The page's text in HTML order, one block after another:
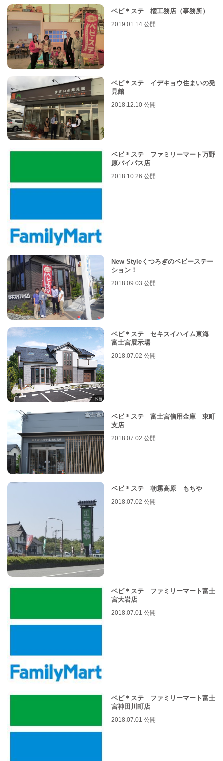
ベビ＊ステ 櫂工務店（事務所）
2019.01.14 公開
ベビ＊ステ イデキョウ住まいの発
見館
2018.12.10 公開
ベビ＊ステ ファミリーマート万野
原バイパス店
2018.10.26 公開
New Styleくつろぎのベビーステー
ション！
2018.09.03 公開
ベビ＊ステ セキスイハイム東海
富士宮展示場
2018.07.02 公開
ベビ＊ステ 富士宮信用金庫 東町
支店
2018.07.02 公開
ベビ＊ステ 朝霧高原 もちや
2018.07.02 公開
ベビ＊ステ ファミリーマート富士
宮大岩店
2018.07.01 公開
ベビ＊ステ ファミリーマート富士
宮神田川町店
2018.07.01 公開